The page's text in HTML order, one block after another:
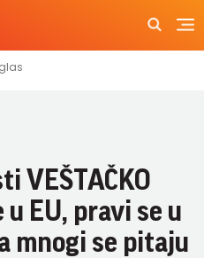
VEŠTAČKO
u EU, pravi se u
mnogi se pitaju